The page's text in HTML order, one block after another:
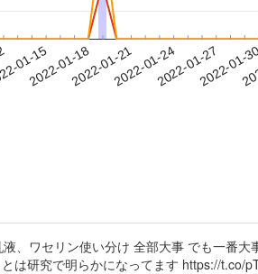
01-15
2022-01-182022-01-212022-01-242022-01-272022-01-
、ワセリン使い分け 全部大事 でも一番
は研究で明らかになってます https://t.co/